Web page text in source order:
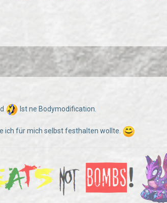
Ist ne Bodymodification.
ich für mich selbst festhalten wollte.